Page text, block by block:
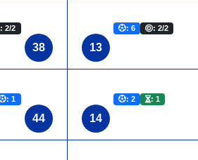
: 2/2
38
: 1
44
13
: 6 : 2/2
14
: 2 : 1